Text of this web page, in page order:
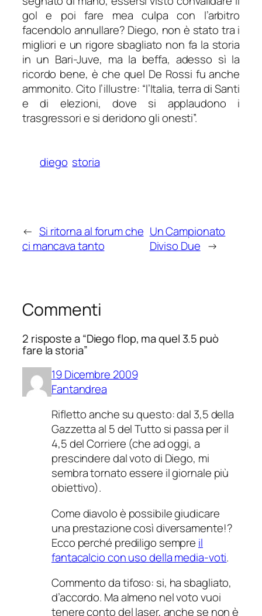
gol e poi fare mea culpa con l’arbitro
facendolo annullare? Diego, non è stato tra i
migliori e un rigore sbagliato non fa la storia
in un Bari-Juve, ma la beffa, adesso sì la
ricordo bene, è che quel De Rossi fu anche
ammonito. Cito l’illustre: “l’Italia, terra di Santi
e di elezioni, dove si applaudono i
trasgressori e si deridono gli onesti”.
diego storia
← Si ritorna al forum che
ci mancava tanto
Un Campionato
Diviso Due →
Commenti
2 risposte a “Diego flop, ma quel 3.5 può
fare la storia”
19 Dicembre 2009
Fantandrea
Rifletto anche su questo: dal 3,5 della
Gazzetta al 5 del Tutto si passa per il
4,5 del Corriere (che ad oggi, a
prescindere dal voto di Diego, mi
sembra tornato essere il giornale più
obiettivo).
Come diavolo è possibile giudicare
una prestazione così diversamente!?
Ecco perché prediligo sempre il
fantacalcio con uso della media-voti.
Commento da tifoso: si, ha sbagliato,
d’accordo. Ma almeno nel voto vuoi
tenere conto del laser, anche se non è